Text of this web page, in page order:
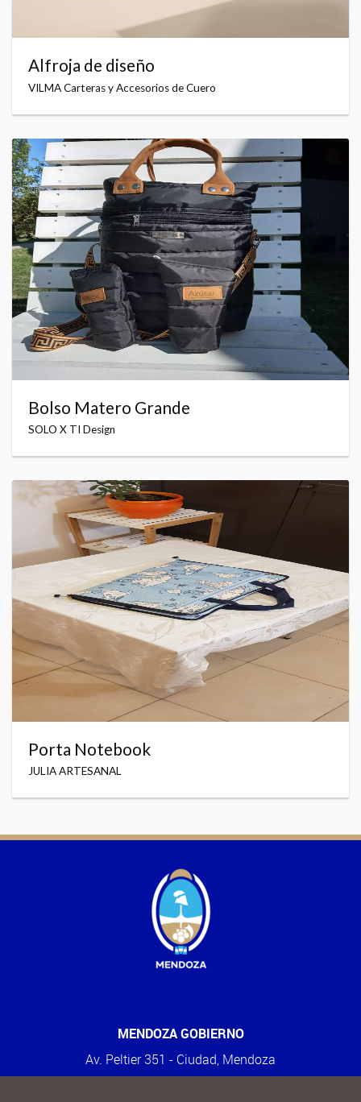
Alfroja de diseño
VILMA Carteras y Accesorios de Cuero
Bolso Matero Grande
SOLO X TI Design
Porta Notebook
JULIA ARTESANAL
MENDOZA GOBIERNO
Av. Peltier 351 - Ciudad, Mendoza